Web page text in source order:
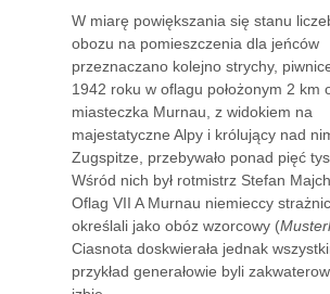
W miarę powiększania się stanu
obozu na pomieszczenia dla jeńców
przeznaczano kolejno strychy,
1942 roku w oflagu położonym 2 km
miasteczka Murnau, z widokiem na
majestatyczne Alpy i królujący nad
Zugspitze, przebywało ponad pięć
Wśród nich był rotmistrz Stefan
Oflag VII A Murnau niemieccy
określali jako obóz wzorcowy (
Ciasnota doskwierała jednak
przykład generałowie byli